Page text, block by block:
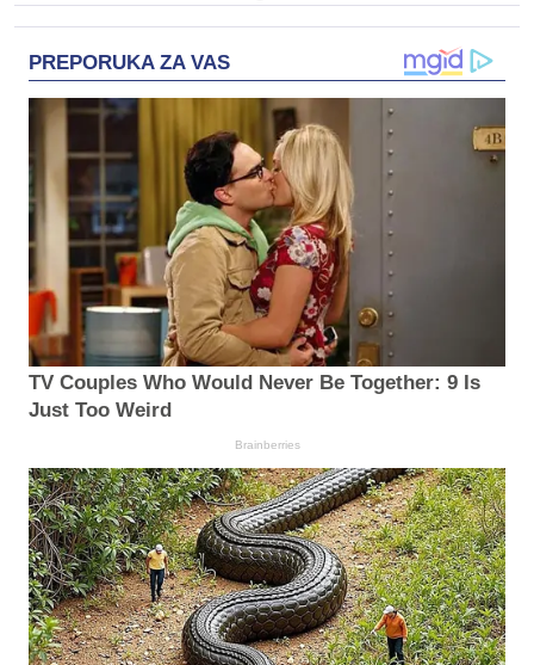
PREPORUKA ZA VAS
TV Couples Who Would Never Be Together: 9 Is
Just Too Weird
Brainberries